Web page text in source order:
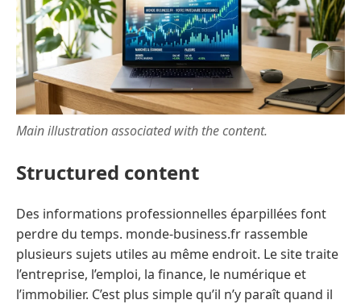
Main illustration associated with the content.
Structured content
Des informations professionnelles éparpillées font
perdre du temps. monde-business.fr rassemble
plusieurs sujets utiles au même endroit. Le site traite
l’entreprise, l’emploi, la finance, le numérique et
l’immobilier. C’est plus simple qu’il n’y paraît quand il